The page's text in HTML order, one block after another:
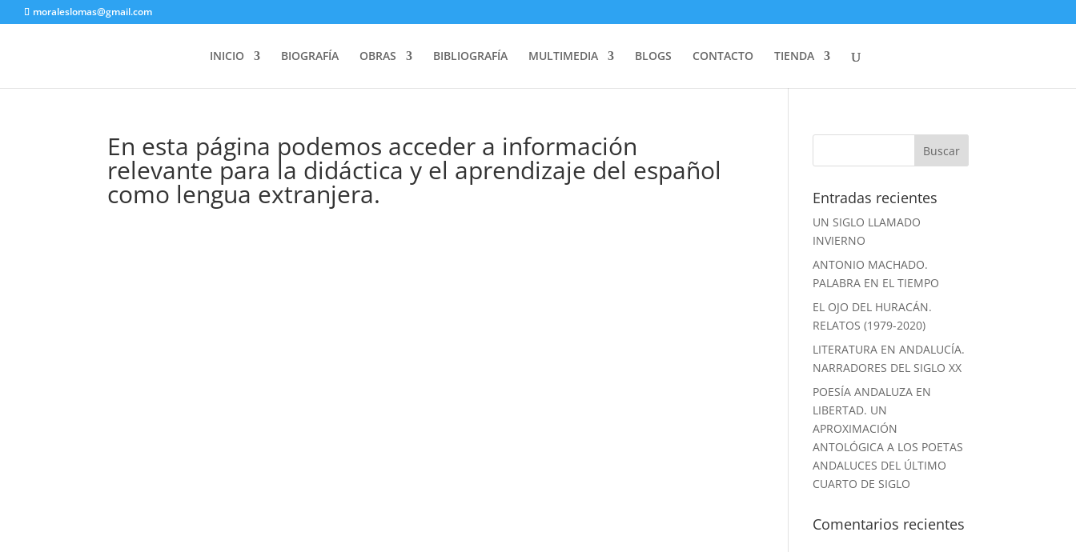
moraleslomas@gmail.com
INICIO BIOGRAFÍA OBRAS BIBLIOGRAFÍA MULTIMEDIA BLOGS CONTACTO TIENDA
En esta página podemos acceder a información
relevante para la didáctica y el aprendizaje del español
como lengua extranjera. Entradas recientes
UN SIGLO LLAMADO
INVIERNO
ANTONIO MACHADO.
PALABRA EN EL TIEMPO
EL OJO DEL HURACÁN.
RELATOS (1979-2020)
LITERATURA EN ANDALUCÍA.
NARRADORES DEL SIGLO XX
POESÍA ANDALUZA EN
LIBERTAD. UN
APROXIMACIÓN
ANTOLÓGICA A LOS POETAS
ANDALUCES DEL ÚLTIMO
CUARTO DE SIGLO
Comentarios recientes